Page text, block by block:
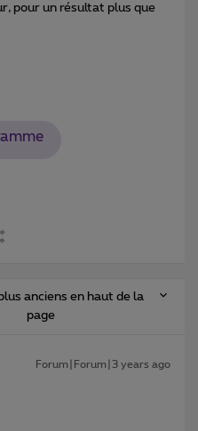
pour un résultat plus que
anciens en haut de la
page
Forum|Forum|3 years ago